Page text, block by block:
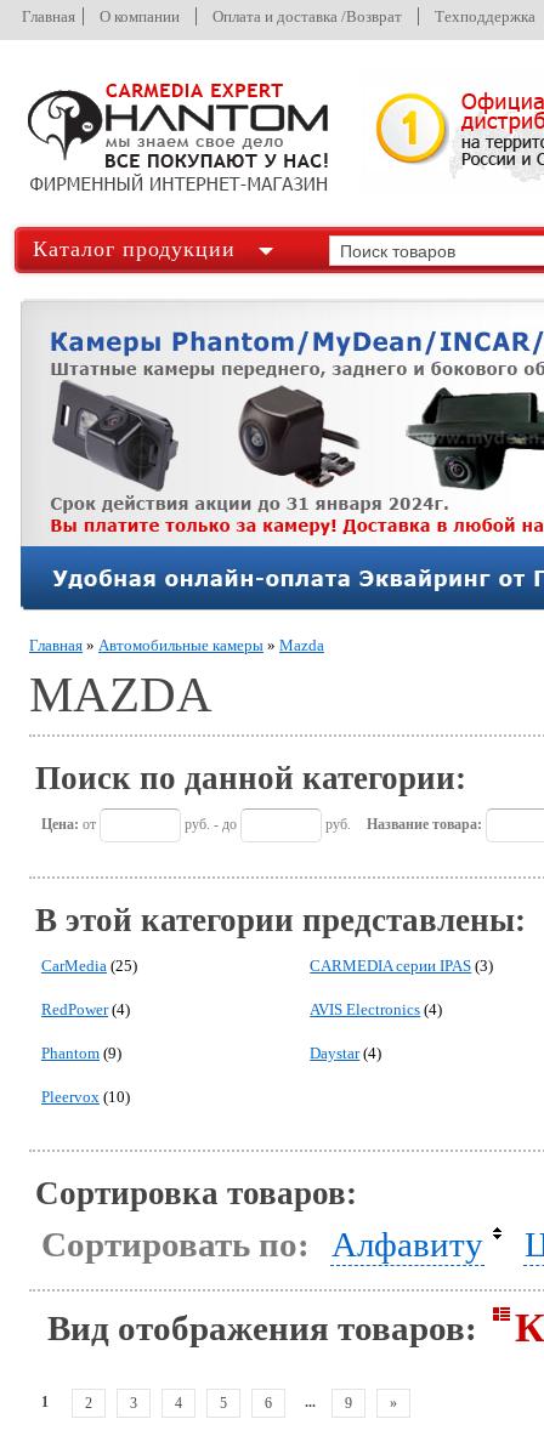
Главная О компании Оплата и доставка /Возврат Техподдержка
Каталог продукции
Главная » Автомобильные камеры » Mazda
MAZDA
Поиск по данной категории:
Цена: от руб. - до руб. Название товара:
В этой категории представлены:
CarMedia (25) CARMEDIA серии IPAS (3)
RedPower(4) AVIS Electronics (4)
Phantom (9) Daystar(4)
Pleervox (10)
Сортировка товаров:
Сортировать по: Алфавиту
Вид отображения товаров:
1 2 3 4 5 6 ... 9 »